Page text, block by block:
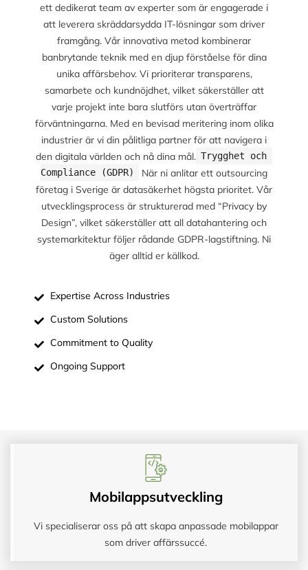
ett dedikerat team av experter som är engagerade i
att leverera skräddarsydda IT-lösningar som driver
framgång. Vår innovativa metod kombinerar
banbrytande teknik med en djup förståelse för dina
unika affärsbehov. Vi prioriterar transparens,
samarbete och kundnöjdhet, vilket säkerställer att
varje projekt inte bara slutförs utan överträffar
förväntningarna. Med en bevisad meritering inom olika
industrier är vi din pålitliga partner för att navigera i
den digitala världen och nå dina mål. Trygghet och
Compliance (GDPR)
När ni anlitar ett outsourcing
företag i Sverige är datasäkerhet högsta prioritet. Vår
utvecklingsprocess är strukturerad med “Privacy by
Design”, vilket säkerställer att all datahantering och
systemarkitektur följer rådande GDPR-lagstiftning. Ni
äger alltid er källkod.
Expertise Across Industries
Custom Solutions
Commitment to Quality
Ongoing Support
Mobilappsutveckling
Vi specialiserar oss på att skapa anpassade mobilappar
som driver affärssuccé.